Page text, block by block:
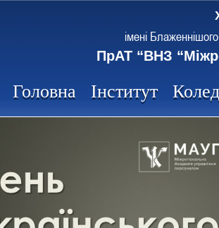
імені
ПрАТ “ВНЗ
Головна Інститут